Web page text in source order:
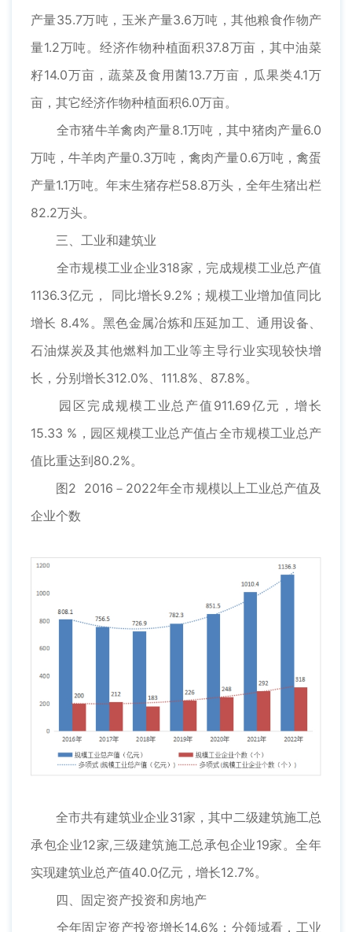
产量35.7万吨，玉米产量3.6万吨，其他粮食作物产
量1.2万吨。经济作物种植面积37.8万亩，其中油菜
籽14.0万亩，蔬菜及食用菌13.7万亩，瓜果类4.1万
亩，其它经济作物种植面积6.0万亩。
全市猪牛羊禽肉产量8.1万吨，其中猪肉产量6.0
万吨，牛羊肉产量0.3万吨，禽肉产量0.6万吨，禽蛋
产量1.1万吨。年末生猪存栏58.8万头，全年生猪出栏
82.2万头。
三、工业和建筑业
全市规模工业企业318家，完成规模工业总产值
1136.3亿元， 同比增长9.2%；规模工业增加值同比
增长 8.4%。黑色金属冶炼和压延加工、通用设备、
石油煤炭及其他燃料加工业等主导行业实现较快增
长，分别增长312.0%、111.8%、87.8%。
园区完成规模工业总产值911.69亿元，增长
15.33 %，园区规模工业总产值占全市规模工业总产
值比重达到80.2%。
图2 2016－2022年全市规模以上工业总产值及
企业个数
全市共有建筑业企业31家，其中二级建筑施工总
承包企业12家,三级建筑施工总承包企业19家。全年
实现建筑业总产值40.0亿元，增长12.7%。
四、固定资产投资和房地产
全年固定资产投资增长14.6%；分领域看，工业